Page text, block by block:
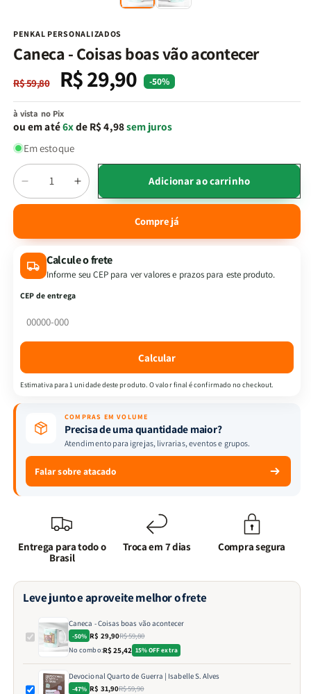
PENKAL PERSONALIZADOS
Caneca - Coisas boas vão acontecer
Preço
normal
R$ 59,80
Preço
promocional
R$ 29,90 -50%
à vista no Pix
ou em até6xde R$ 4,98sem juros
Em estoque
Quantidade
Diminuir
a
Caneca
-
Coisas
boas
acontecer
Aumentar
a
quantidade
Caneca
-
Coisas
Adicionar ao carrinho
Compre já
Calcule o frete
Informe seu CEP para ver valores e prazos para este produto.
CEP de entrega
Calcular
Estimativa para 1 unidade deste produto. O valor final é confirmado no checkout.
COMPRAS EM VOLUME
Precisa de uma quantidade maior?
Atendimento para igrejas, livrarias, eventos e grupos.
Falar sobre atacado
Entrega para todo o
Brasil
Troca em 7 dias Compra segura
Leve junto e aproveite melhor o frete
Caneca - Coisas boas vão acontecer
-50% R$ 29,90R$ 59,80
No combo:R$ 25,42 15% OFF extra
Devocional Quarto de Guerra | Isabelle S. Alves
-47% R$ 31,90R$ 59,90